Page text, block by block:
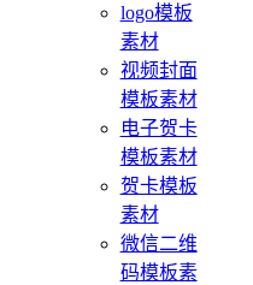
logo模板
素材
视频封面
模板素材
电子贺卡
模板素材
贺卡模板
素材
微信二维
码模板素